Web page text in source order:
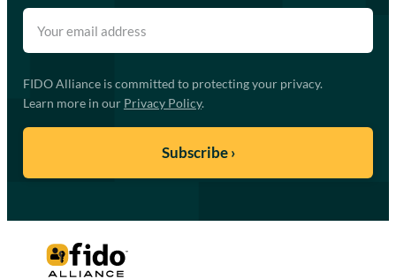
FIDO Alliance is committed to protecting your privacy.
Learn more in our Privacy Policy.